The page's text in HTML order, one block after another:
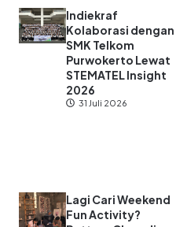
Indiekraf
Kolaborasi dengan
SMK Telkom
Purwokerto Lewat
STEMATEL Insight
2026
31 Juli 2026
Lagi Cari Weekend
Fun Activity?